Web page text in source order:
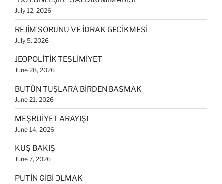
July 12, 2026
REJİM SORUNU VE İDRAK GECİKMESİ
July 5, 2026
JEOPOLİTİK TESLİMİYET
June 28, 2026
BÜTÜN TUŞLARA BİRDEN BASMAK
June 21, 2026
MEŞRUİYET ARAYIŞI
June 14, 2026
KUŞ BAKIŞI
June 7, 2026
PUTİN GİBİ OLMAK